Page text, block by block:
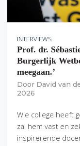
INTERVIEWS
Prof. dr.
Burgerlijk
meegaan.’
Door David van
2026
Wie college heeft
zal hem vast en
inspirerende